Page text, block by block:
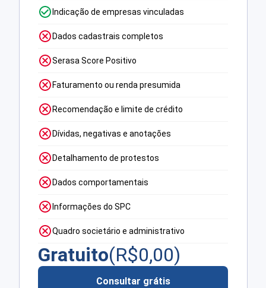
Indicação de empresas vinculadas
Dados cadastrais completos
Serasa Score Positivo
Faturamento ou renda presumida
Recomendação e limite de crédito
Dívidas, negativas e anotações
Detalhamento de protestos
Dados comportamentais
Informações do SPC
Quadro societário e administrativo
Gratuito(R$0,00)
Consultar grátis